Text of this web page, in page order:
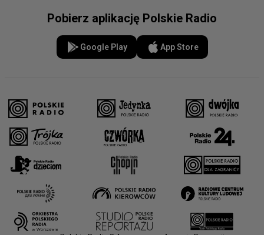
Pobierz aplikację Polskie Radio
Google Play App Store